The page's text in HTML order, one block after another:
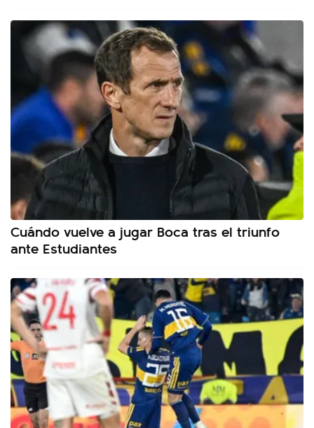
Cuándo vuelve a jugar Boca tras el triunfo
ante Estudiantes